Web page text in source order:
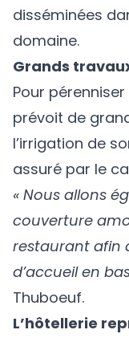
disséminées
domaine.
Grands
Pour
prévoit de
l’irrigation de
assuré par le
« Nous allons
couverture
restaurant afin
d’accueil en
Thuboeuf.
L’hôtellerie